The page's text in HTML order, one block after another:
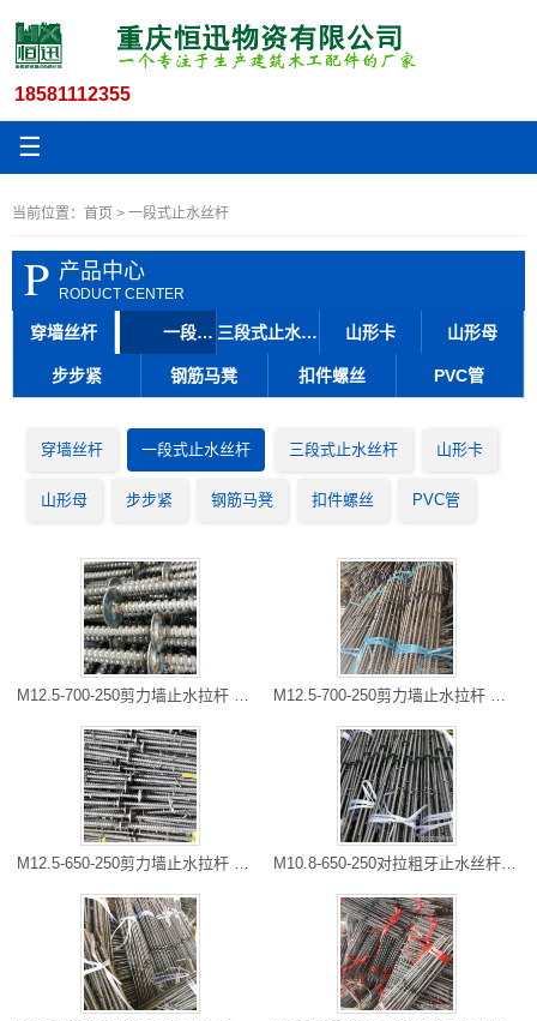
18581112355
☰
当前位置： 首页 > 一段式止水丝杆
P 产品中心
RODUCT CENTER
穿墙丝杆 一段式止水丝杆 三段式止水丝杆 山形卡 山形母
步步紧 钢筋马凳 扣件螺丝 PVC管
穿墙丝杆 一段式止水丝杆 三段式止水丝杆 山形卡
山形母 步步紧 钢筋马凳 扣件螺丝 PVC管
M12.5-700-250剪力墙止水拉杆 穿墙常用丝杆 内江丝杆厂家 可以定 M12.5-700-250剪力墙止水拉杆 穿墙常用丝杆 内江丝杆厂家 可以定
M12.5-650-250剪力墙止水拉杆 穿墙常用丝杆 重庆螺杆厂家 大量现 M10.8-650-250对拉粗牙止水丝杆 建筑工地常用 巫山现货销售 专线